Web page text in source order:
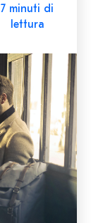
7 minuti di
lettura